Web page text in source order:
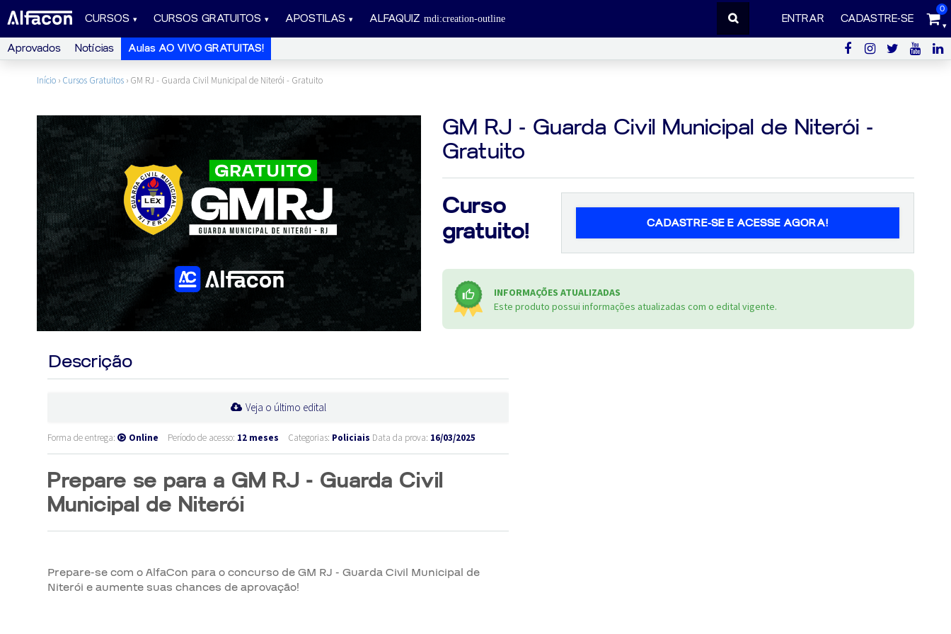
0
ENTRAR CADASTRE-SE
CURSOS CURSOS GRATUITOS APOSTILAS ALFAQUIZ
Aprovados Notícias Aulas AO VIVO GRATUITAS!
Início › Cursos Gratuitos › GM RJ - Guarda Civil Municipal de Niterói - Gratuito
GM RJ - Guarda Civil Municipal de Niterói -
Gratuito
Curso
gratuito!
CADASTRE-SE E ACESSE AGORA!
INFORMAÇÕES ATUALIZADAS
Este produto possui informações atualizadas com o edital vigente.
Descrição
Veja o último edital
Forma de entrega: Online Período de acesso: 12 meses Categorias: Policiais Data da prova: 16/03/2025
Prepare se para a GM RJ - Guarda Civil
Municipal de Niterói
Prepare-se com o AlfaCon para o concurso de GM RJ - Guarda Civil Municipal de
Niterói e aumente suas chances de aprovação!